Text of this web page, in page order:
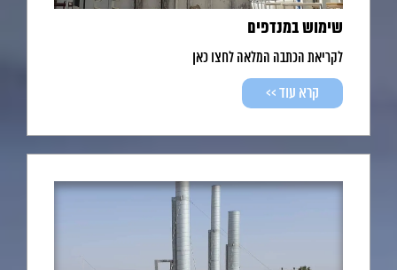
שימוש במנדפים
לקריאת הכתבה המלאה לחצו כאן
קרא עוד >>